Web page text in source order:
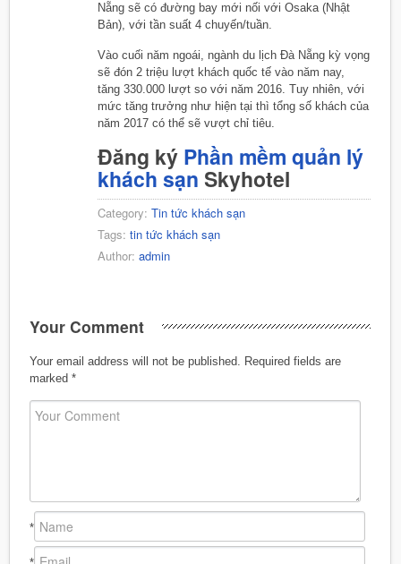
Nẵng sẽ có đường bay mới nối với Osaka (Nhật
Bản), với tần suất 4 chuyến/tuần.
Vào cuối năm ngoái, ngành du lịch Đà Nẵng kỳ vọng
sẽ đón 2 triệu lượt khách quốc tế vào năm nay,
tăng 330.000 lượt so với năm 2016. Tuy nhiên, với
mức tăng trưởng như hiện tại thì tổng số khách của
năm 2017 có thể sẽ vượt chỉ tiêu.
Đăng ký Phần mềm quản lý
khách sạn Skyhotel
Category: Tin tức khách sạn
Tags: tin tức khách sạn
Author: admin
Your Comment
Your email address will not be published. Required fields are
marked *
*